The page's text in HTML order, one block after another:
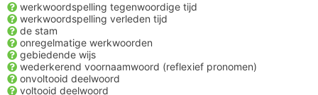
werkwoordspelling tegenwoordige tijd
werkwoordspelling verleden tijd
de stam
onregelmatige werkwoorden
gebiedende wijs
wederkerend voornaamwoord (reflexief pronomen)
onvoltooid deelwoord
voltooid deelwoord